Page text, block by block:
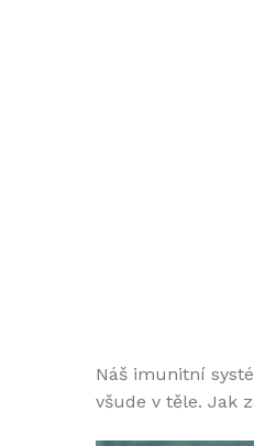
Náš imunitní
všude v těle. Jak